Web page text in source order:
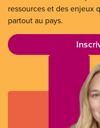
ressources et des enjeux
partout au pays.